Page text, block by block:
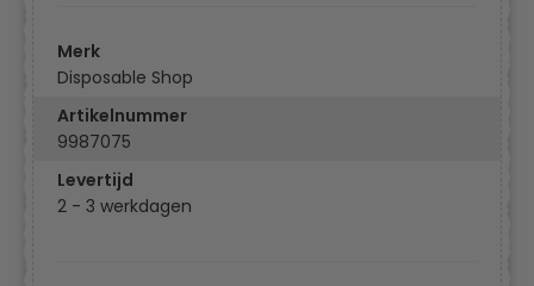
Merk
Disposable Shop
Artikelnummer
9987075
Levertijd
2 - 3 werkdagen